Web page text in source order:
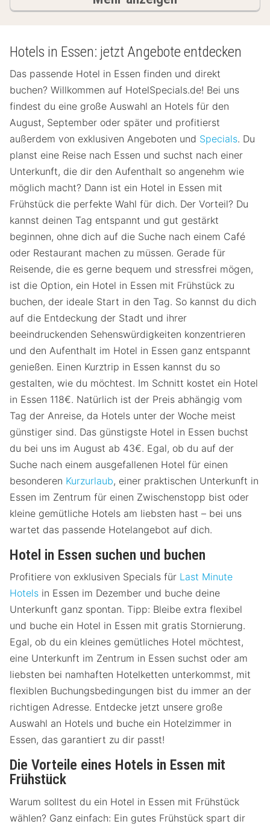
Hotels in Essen: jetzt Angebote entdecken
Das passende Hotel in Essen finden und direkt
buchen? Willkommen auf HotelSpecials.de! Bei uns
findest du eine große Auswahl an Hotels für den
August, September oder später und profitierst
außerdem von exklusiven Angeboten und Specials. Du
planst eine Reise nach Essen und suchst nach einer
Unterkunft, die dir den Aufenthalt so angenehm wie
möglich macht? Dann ist ein Hotel in Essen mit
Frühstück die perfekte Wahl für dich. Der Vorteil? Du
kannst deinen Tag entspannt und gut gestärkt
beginnen, ohne dich auf die Suche nach einem Café
oder Restaurant machen zu müssen. Gerade für
Reisende, die es gerne bequem und stressfrei mögen,
ist die Option, ein Hotel in Essen mit Frühstück zu
buchen, der ideale Start in den Tag. So kannst du dich
auf die Entdeckung der Stadt und ihrer
beeindruckenden Sehenswürdigkeiten konzentrieren
und den Aufenthalt im Hotel in Essen ganz entspannt
genießen. Einen Kurztrip in Essen kannst du so
gestalten, wie du möchtest. Im Schnitt kostet ein Hotel
in Essen 118€. Natürlich ist der Preis abhängig vom
Tag der Anreise, da Hotels unter der Woche meist
günstiger sind. Das günstigste Hotel in Essen buchst
du bei uns im August ab 43€. Egal, ob du auf der
Suche nach einem ausgefallenen Hotel für einen
besonderen Kurzurlaub, einer praktischen Unterkunft in
Essen im Zentrum für einen Zwischenstopp bist oder
kleine gemütliche Hotels am liebsten hast – bei uns
wartet das passende Hotelangebot auf dich.
Hotel in Essen suchen und buchen
Profitiere von exklusiven Specials für Last Minute
Hotels in Essen im Dezember und buche deine
Unterkunft ganz spontan. Tipp: Bleibe extra flexibel
und buche ein Hotel in Essen mit gratis Stornierung.
Egal, ob du ein kleines gemütliches Hotel möchtest,
eine Unterkunft im Zentrum in Essen suchst oder am
liebsten bei namhaften Hotelketten unterkommst, mit
flexiblen Buchungsbedingungen bist du immer an der
richtigen Adresse. Entdecke jetzt unsere große
Auswahl an Hotels und buche ein Hotelzimmer in
Essen, das garantiert zu dir passt!
Die Vorteile eines Hotels in Essen mit
Frühstück
Warum solltest du ein Hotel in Essen mit Frühstück
wählen? Ganz einfach: Ein gutes Frühstück spart dir